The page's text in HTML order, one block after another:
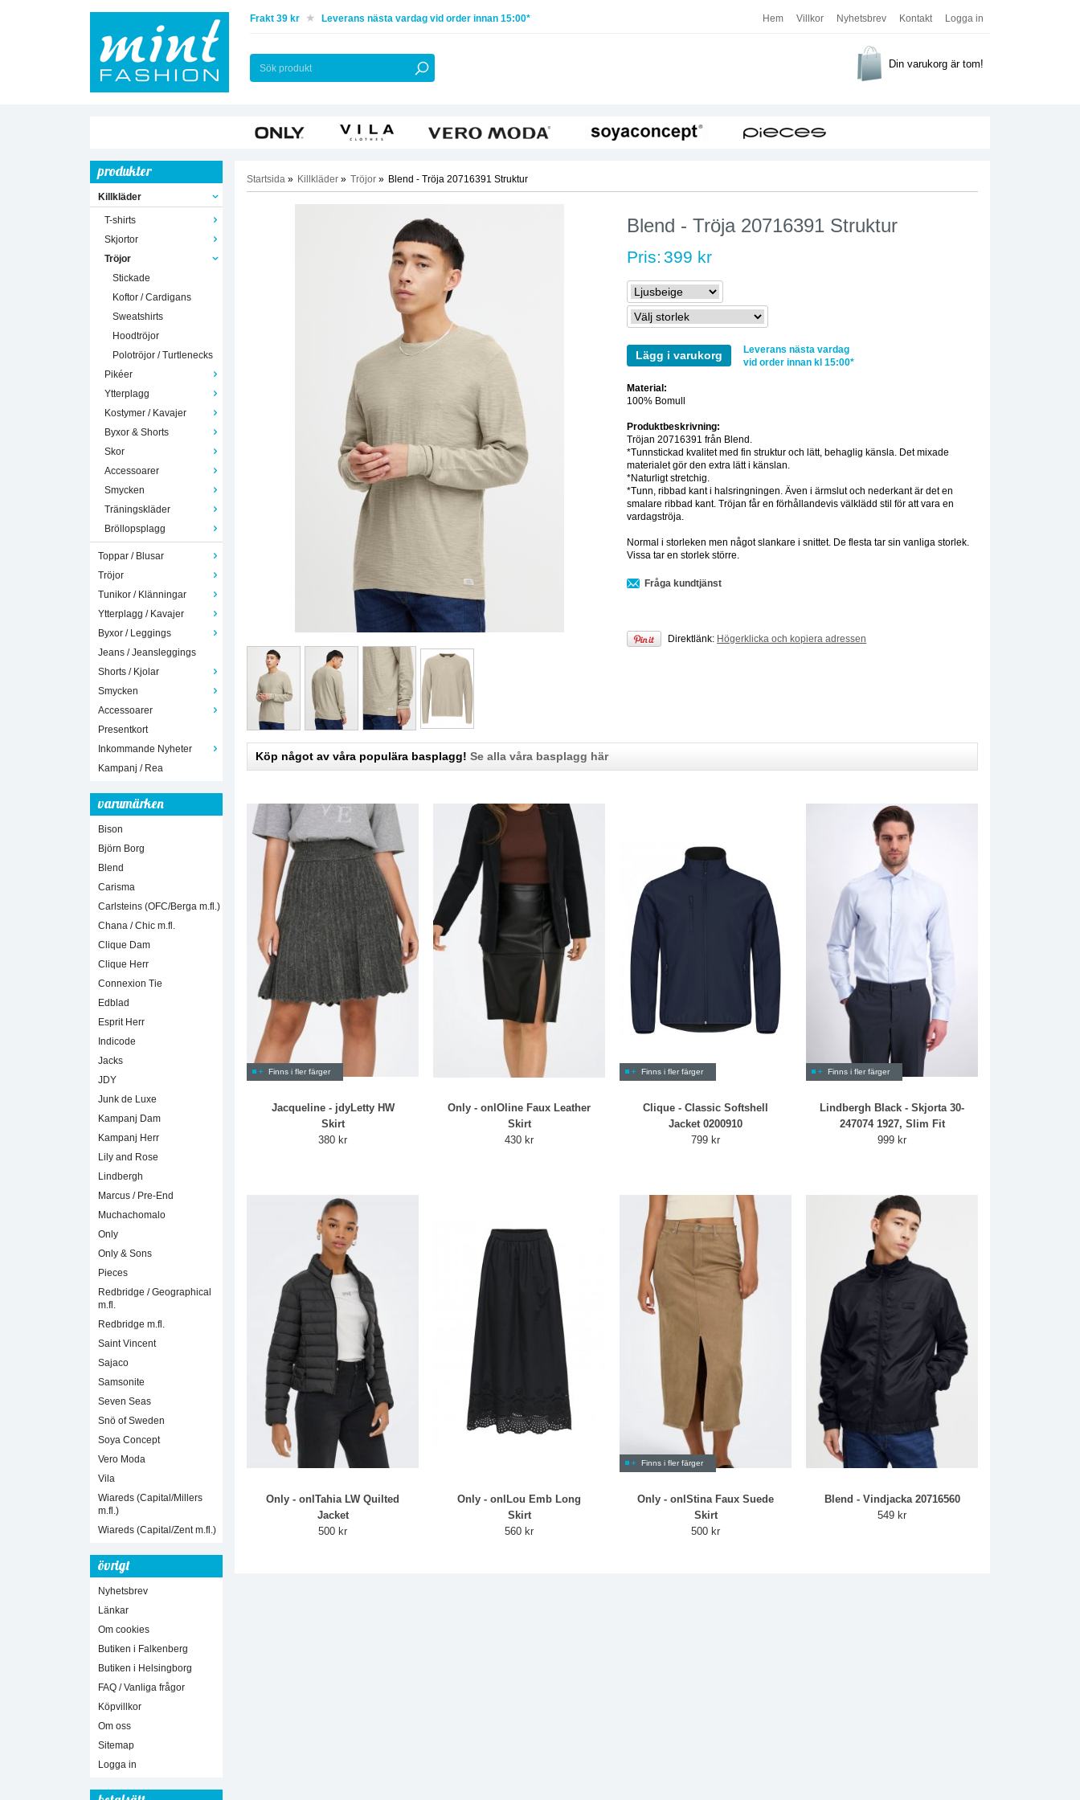
Hem Villkor Nyhetsbrev Kontakt Logga in
Frakt 39 kr Leverans nästa vardag vid order innan 15:00*
Din varukorg är tom!
produkter
Killkläder
T-shirts
Skjortor
Tröjor
Stickade
Koftor / Cardigans
Sweatshirts
Hoodtröjor
Polotröjor / Turtlenecks
Pikéer
Ytterplagg
Kostymer / Kavajer
Byxor & Shorts
Skor
Accessoarer
Smycken
Träningskläder
Bröllopsplagg
Toppar / Blusar
Tröjor
Tunikor / Klänningar
Ytterplagg / Kavajer
Byxor / Leggings
Jeans / Jeansleggings
Shorts / Kjolar
Smycken
Accessoarer
Presentkort
Inkommande Nyheter
Kampanj / Rea
varumärken
Bison
Björn Borg
Blend
Carisma
Carlsteins (OFC/Berga m.fl.)
Chana / Chic m.fl.
Clique Dam
Clique Herr
Connexion Tie
Edblad
Esprit Herr
Indicode
Jacks
JDY
Junk de Luxe
Kampanj Dam
Kampanj Herr
Lily and Rose
Lindbergh
Marcus / Pre-End
Muchachomalo
Only
Only & Sons
Pieces
Redbridge / Geographical
m.fl.
Redbridge m.fl.
Saint Vincent
Sajaco
Samsonite
Seven Seas
Snö of Sweden
Soya Concept
Vero Moda
Vila
Wiareds (Capital/Millers
m.fl.)
Wiareds (Capital/Zent m.fl.)
övrigt
Nyhetsbrev
Länkar
Om cookies
Butiken i Falkenberg
Butiken i Helsingborg
FAQ / Vanliga frågor
Köpvillkor
Om oss
Sitemap
Logga in
Startsida » Killkläder » Tröjor » Blend - Tröja 20716391 Struktur
Blend - Tröja 20716391 Struktur
Pris: 399 kr
Lägg i varukorg
Leverans nästa vardag
vid order innan kl 15:00*
Material:
100% Bomull
Produktbeskrivning:
Tröjan 20716391 från Blend.
*Tunnstickad kvalitet med fin struktur och lätt, behaglig känsla. Det mixade
materialet gör den extra lätt i känslan.
*Naturligt stretchig.
*Tunn, ribbad kant i halsringningen. Även i ärmslut och nederkant är det en
smalare ribbad kant. Tröjan får en förhållandevis välklädd stil för att vara en
vardagströja.
Normal i storleken men något slankare i snittet. De flesta tar sin vanliga storlek.
Vissa tar en storlek större.
Fråga kundtjänst
Direktlänk: Högerklicka och kopiera adressen
Köp något av våra populära basplagg! Se alla våra basplagg här
Finns i fler färger
Jacqueline - jdyLetty HW
Skirt
380 kr
Only - onlOline Faux Leather
Skirt
430 kr
Finns i fler färger
Clique - Classic Softshell
Jacket 0200910
799 kr
Finns i fler färger
Lindbergh Black - Skjorta 30-
247074 1927, Slim Fit
999 kr
Only - onlTahia LW Quilted
Jacket
500 kr
Only - onlLou Emb Long
Skirt
560 kr
Finns i fler färger
Only - onlStina Faux Suede
Skirt
500 kr
Blend - Vindjacka 20716560
549 kr